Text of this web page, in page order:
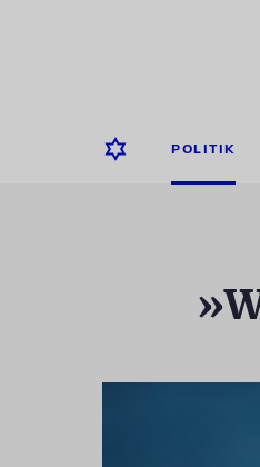
POLITIK